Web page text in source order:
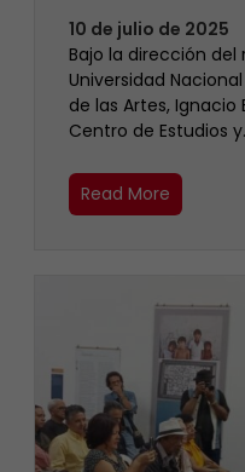
10 de julio de 2025
Bajo la dirección del
Universidad
de las Artes, Ignacio
Centro de Estudios
Read More